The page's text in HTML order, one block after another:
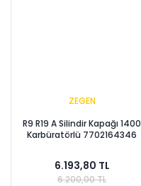
ZEGEN
R9 R19 A Silindir Kapağı 1400
Karbüratörlü 7702164346
6.193,80 TL
6.200,00 TL